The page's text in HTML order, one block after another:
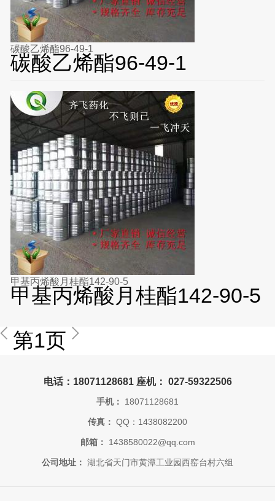
碳酸乙烯酯96-49-1
碳酸乙烯酯96-49-1
甲基丙烯酸月桂酯142-90-5
甲基丙烯酸月桂酯142-90-5
第1页
电话：18071128681 座机： 027-59322506
手机： 18071128681
传真： QQ：1438082200
邮箱： 1438580022@qq.com
公司地址： 湖北省天门市黄潭工业园西窑台村六组